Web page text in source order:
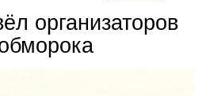
организаторов